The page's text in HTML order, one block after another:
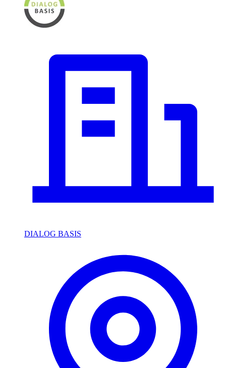
DIALOG BASIS